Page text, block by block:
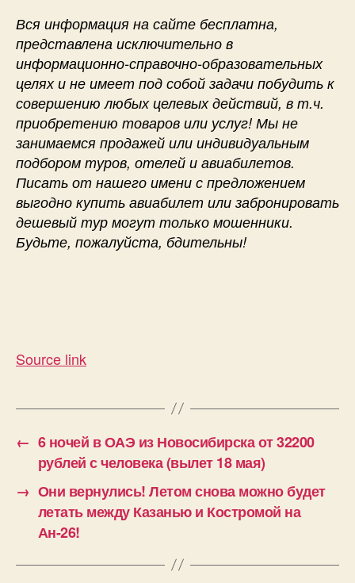
Вся информация на сайте бесплатна,
представлена исключительно в
информационно-справочно-образовательных
целях и не имеет под собой задачи побудить к
совершению любых целевых действий, в т.ч.
приобретению товаров или услуг! Мы не
занимаемся продажей или индивидуальным
подбором туров, отелей и авиабилетов.
Писать от нашего имени с предложением
выгодно купить авиабилет или забронировать
дешевый тур могут только мошенники.
Будьте, пожалуйста, бдительны!
Source link
← 6 ночей в ОАЭ из Новосибирска от 32200
рублей с человека (вылет 18 мая)
→ Они вернулись! Летом снова можно будет
летать между Казанью и Костромой на
Ан-26!